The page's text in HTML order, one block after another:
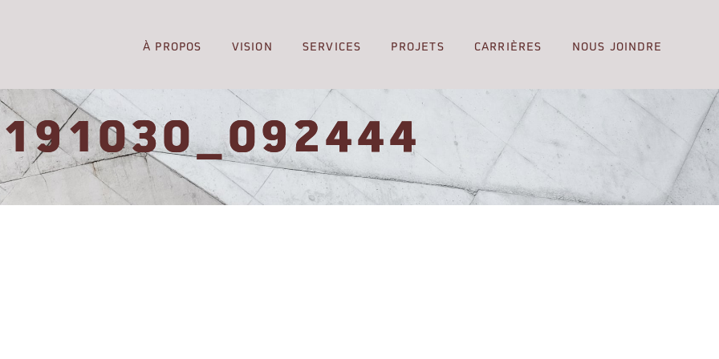
À PROPOS VISION SERVICES PROJETS CARRIÈRES NOUS JOINDRE